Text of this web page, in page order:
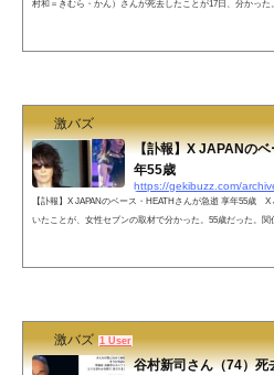
村和＝きむら・かん）さんが死去したことが17日、分かっ
激バズ
【訃報】X JAPANの
年55歳
https://gekibuzz.com/
【訃報】X JAPANのベース・HEATHさんが急逝 享年55歳
いたことが、女性セブンの取材で分かった。55歳だった。
激バズ 1 User
谷村新司さん（74）死